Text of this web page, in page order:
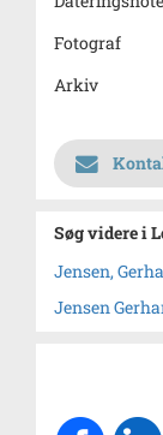
Fotograf
Arkiv
Søg videre i
Jensen,
Jensen